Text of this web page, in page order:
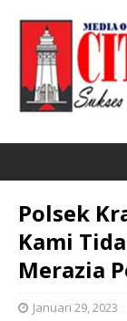
Polsek
Kami
Merazia
Januari 29, 2023